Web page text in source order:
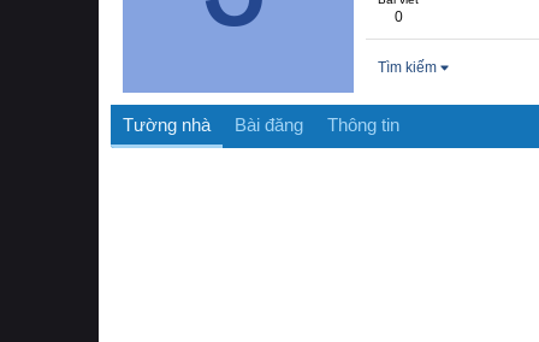
0
Tìm kiếm
Tường nhà Bài đăng Thông tin